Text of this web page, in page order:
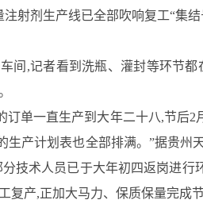
射剂生产线已全部吹响复工“集结
,记者看到洗瓶、灌封等环节都
单一直生产到大年二十八,节后2
生产计划表也全部排满。”据贵
技术人员已于大年初四返岗进
复产,正加大马力、保质保量完成